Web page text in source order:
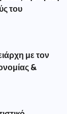
του
με τον
&